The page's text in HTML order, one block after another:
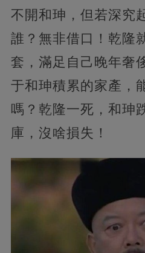
不開和珅，但若深究
誰？無非借口！乾隆
套，滿足自己晚年奢
于和珅積累的家產，
嗎？乾隆一死，和珅
庫，沒啥損失！